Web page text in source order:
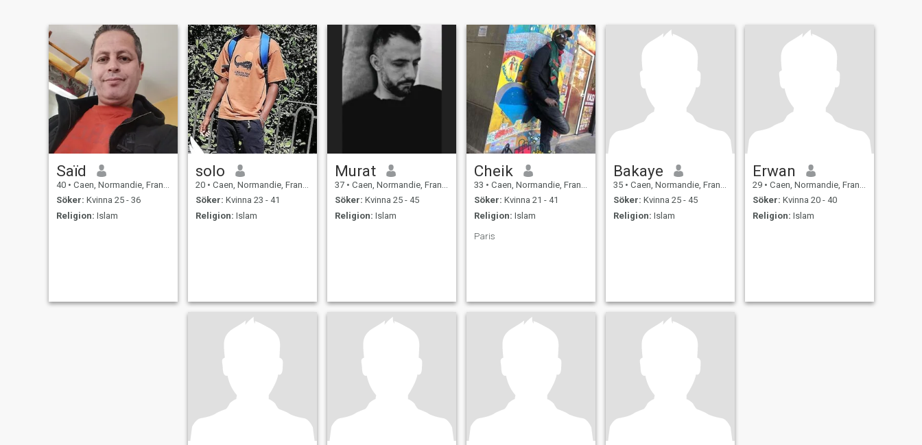
Saïd
40 • Caen, Normandie, Frankrike
Söker: Kvinna 25 - 36
Religion: Islam
solo
20 • Caen, Normandie, Frankrike
Söker: Kvinna 23 - 41
Religion: Islam
Murat
37 • Caen, Normandie, Frankrike
Söker: Kvinna 25 - 45
Religion: Islam
Cheik
33 • Caen, Normandie, Frankrike
Söker: Kvinna 21 - 41
Religion: Islam
Paris
Bakaye
35 • Caen, Normandie, Frankrike
Söker: Kvinna 25 - 45
Religion: Islam
Erwan
29 • Caen, Normandie, Frankrike
Söker: Kvinna 20 - 40
Religion: Islam